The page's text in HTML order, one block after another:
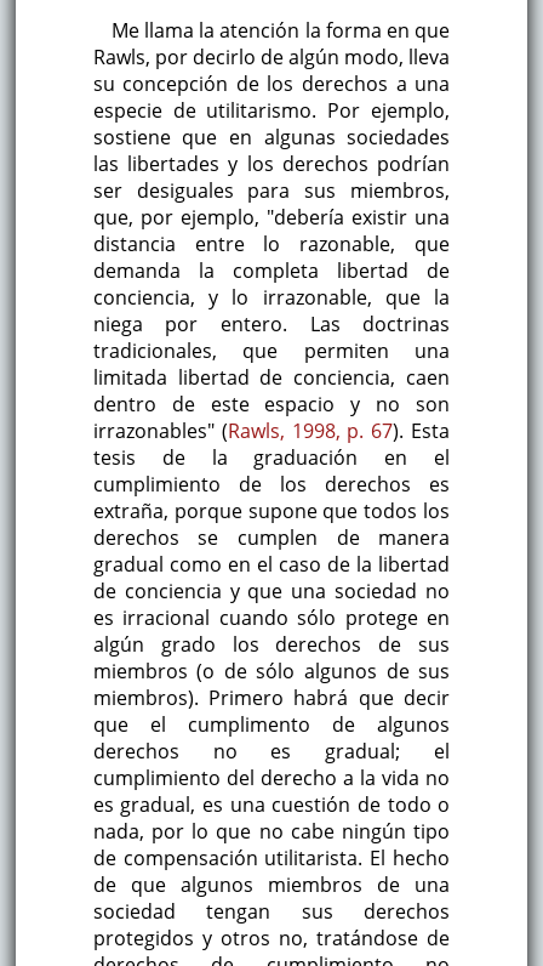
Me llama la atención la forma en que
Rawls, por decirlo de algún modo, lleva
su concepción de los derechos a una
especie de utilitarismo. Por ejemplo,
sostiene que en algunas sociedades
las libertades y los derechos podrían
ser desiguales para sus miembros,
que, por ejemplo, "debería existir una
distancia entre lo razonable, que
demanda la completa libertad de
conciencia, y lo irrazonable, que la
niega por entero. Las doctrinas
tradicionales, que permiten una
limitada libertad de conciencia, caen
dentro de este espacio y no son
irrazonables" (Rawls, 1998, p. 67). Esta
tesis de la graduación en el
cumplimiento de los derechos es
extraña, porque supone que todos los
derechos se cumplen de manera
gradual como en el caso de la libertad
de conciencia y que una sociedad no
es irracional cuando sólo protege en
algún grado los derechos de sus
miembros (o de sólo algunos de sus
miembros). Primero habrá que decir
que el cumplimento de algunos
derechos no es gradual; el
cumplimiento del derecho a la vida no
es gradual, es una cuestión de todo o
nada, por lo que no cabe ningún tipo
de compensación utilitarista. El hecho
de que algunos miembros de una
sociedad tengan sus derechos
protegidos y otros no, tratándose de